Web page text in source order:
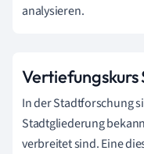
analysieren.
In der Stadtforschung
Stadtgliederung
verbreitet sind. Eine